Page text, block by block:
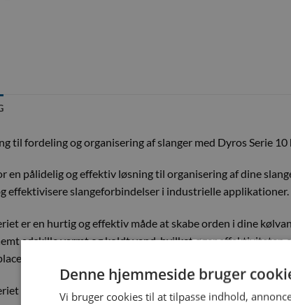
til fordeling og organisering af slanger med Dyros Serie 10
en pålidelig og effektiv løsning til organisering af dine
effektivisere slangeforbindelser i industrielle applikationer.
er en hurtig og effektiv måde at skabe orden i dine
adskille varmt og koldt vand, hvilket øger
tæt på støbeformen, hvilket reducerer slangelængden
har to ¾” slangeforbindelser i bunden, hvor der sikres
Denne hjemmeside bruger
Vi bruger cookies til at tilpasse indhold,